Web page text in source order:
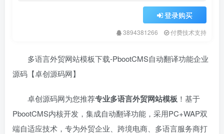
登录购买
3894381266 付费技术支持
多语言外贸网站模板下载-PbootCMS自动翻译功能企业
源码【卓创源码网】
卓创源码网为您推荐专业多语言外贸网站模板 ​！基于
PbootCMS内核开发，集成自动翻译功能，采用PC+WAP双
端自适应技术，专为外贸企业、跨境电商、多语言服务商打